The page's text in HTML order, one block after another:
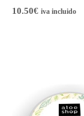
10.50€ iva incluido